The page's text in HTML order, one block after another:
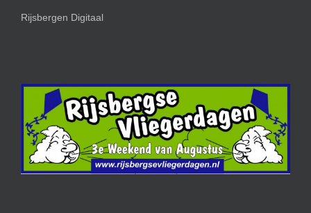
Rijsbergen Digitaal